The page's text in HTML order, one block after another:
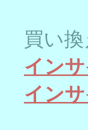
買い換
イン
イン